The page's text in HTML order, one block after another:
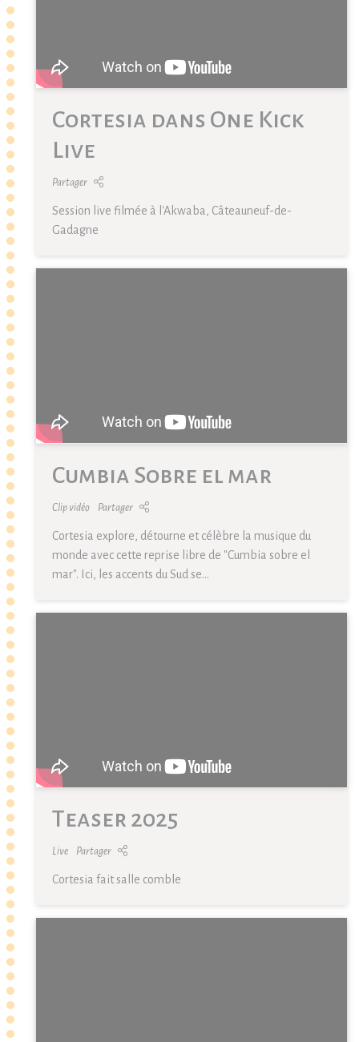
Cortesia dans One Kick
Live
Partager
Session live filmée à l'Akwaba, Câteauneuf-de-
Gadagne
Cumbia Sobre el mar
Clip vidéo Partager
Cortesia explore, détourne et célèbre la musique du
monde avec cette reprise libre de "Cumbia sobre el
mar". Ici, les accents du Sud se...
Teaser 2025
Live Partager
Cortesia fait salle comble